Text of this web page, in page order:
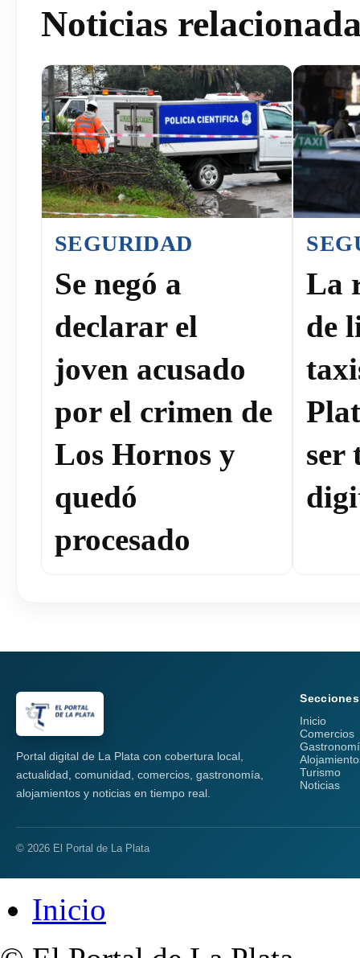
Noticias
SEGURIDAD
Se negó a
declarar el
joven acusado
por el crimen de
Los Hornos y
quedó
procesado
La
de
ser
Portal digital de La Plata con cobertura local,
actualidad, comunidad, comercios, gastronomía,
alojamientos y noticias en tiempo real.
Secciones
Inicio
Comercios
Turismo
Noticias
© 2026 El Portal de La Plata
Inicio